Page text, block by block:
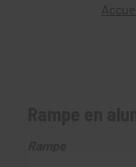
Accueil